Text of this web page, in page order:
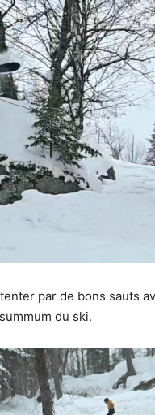
par de bons sauts
du ski.